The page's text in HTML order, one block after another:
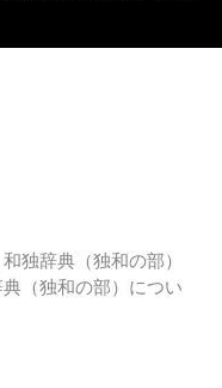
独辞典（独和の部）
（独和の部）につい